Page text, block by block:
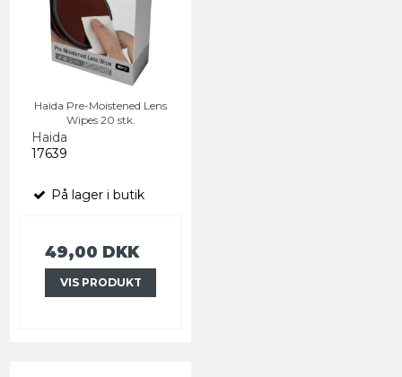
Haida Pre-Moistened Lens
Wipes 20 stk.
Haida
17639
På lager i butik
49,00 DKK
VIS PRODUKT